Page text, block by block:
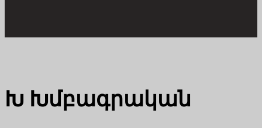
Խ Խմբագրական